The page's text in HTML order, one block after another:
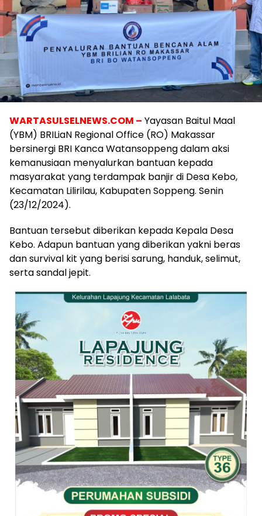
WARTASULSELNEWS.COM – Yayasan Baitul Maal
(YBM) BRILiaN Regional Office (RO) Makassar
bersinergi BRI Kanca Watansoppeng dalam aksi
kemanusiaan menyalurkan bantuan kepada
masyarakat yang terdampak banjir di Desa Kebo,
Kecamatan Lilirilau, Kabupaten Soppeng. Senin
(23/12/2024).
Bantuan tersebut diberikan kepada Kepala Desa
Kebo. Adapun bantuan yang diberikan yakni beras
dan survival kit yang berisi sarung, handuk, selimut,
serta sandal jepit.